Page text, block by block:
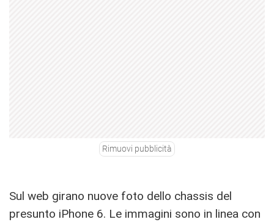
Rimuovi pubblicità
Sul web girano nuove foto dello chassis del
presunto iPhone 6. Le immagini sono in linea con